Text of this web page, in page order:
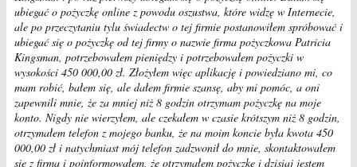
ubiegać o pożyczkę online z powodu oszustwa, które widzę w Internecie,
ale po przeczytaniu tylu świadectw o tej firmie postanowiłem spróbować i
ubiegać się o pożyczkę od tej firmy o nazwie firma pożyczkowa Patricia
Kingsman, potrzebowałem pieniędzy i potrzebowałem pożyczki w
wysokości 450 000,00 zł. Złożyłem więc aplikację i powiedziano mi, co
mam robić, bałem się, ale dałem firmie szansę, aby mi pomóc, a oni
zapewnili mnie, że za mniej niż 8 godzin otrzymam pożyczkę na moje
konto. Nigdy nie wierzyłem, ale czekałem w czasie krótszym niż 8 godzin,
otrzymałem telefon z mojego banku, że na moim koncie była kwota 450
000,00 zł i natychmiast mój telefon zadzwonił do mnie, skontaktowałem
się z firmą i poinformowałem, że otrzymałem pożyczkę i dzisiaj jestem